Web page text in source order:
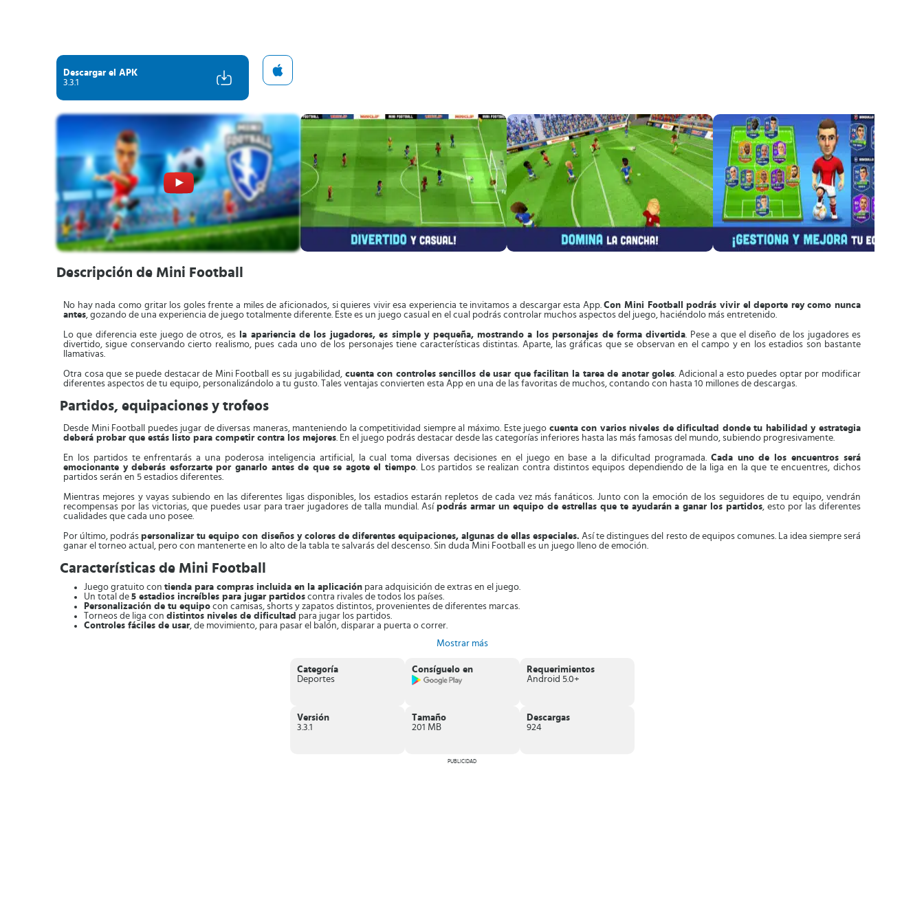
Descargar el APK
3.3.1
Descripción de Mini Football
No hay nada como gritar los goles frente a miles de aficionados, si quieres vivir esa experiencia te invitamos a descargar esta App.Con Mini Football podrás vivir el deporte rey como nunca
antes, gozando de una experiencia de juego totalmente diferente. Este es un juego casual en el cual podrás controlar muchos aspectos del juego, haciéndolo más entretenido.
Lo que diferencia este juego de otros, esla apariencia de los jugadores, es simple y pequeña, mostrando a los personajes de forma divertida. Pese a que el diseño de los jugadores es
divertido, sigue conservando cierto realismo, pues cada uno de los personajes tiene características distintas. Aparte, las gráficas que se observan en el campo y en los estadios son bastante
llamativas.
Otra cosa que se puede destacar de Mini Football es su jugabilidad, cuenta con controles sencillos de usar que facilitan la tarea de anotar goles. Adicional a esto puedes optar por modificar
diferentes aspectos de tu equipo, personalizándolo a tu gusto. Tales ventajas convierten esta App en una de las favoritas de muchos, contando con hasta 10 millones de descargas.
Partidos, equipaciones y trofeos
Desde Mini Football puedes jugar de diversas maneras, manteniendo la competitividad siempre al máximo. Este juego cuenta con varios niveles de dificultad donde tu habilidad y estrategia
deberá probar que estás listo para competir contra los mejores. En el juego podrás destacar desde las categorías inferiores hasta las más famosas del mundo, subiendo progresivamente.
En los partidos te enfrentarás a una poderosa inteligencia artificial, la cual toma diversas decisiones en el juego en base a la dificultad programada. Cada uno de los encuentros será
emocionante y deberás esforzarte por ganarlo antes de que se agote el tiempo. Los partidos se realizan contra distintos equipos dependiendo de la liga en la que te encuentres, dichos
partidos serán en 5 estadios diferentes.
Mientras mejores y vayas subiendo en las diferentes ligas disponibles, los estadios estarán repletos de cada vez más fanáticos. Junto con la emoción de los seguidores de tu equipo, vendrán
recompensas por las victorias, que puedes usar para traer jugadores de talla mundial. Asípodrás armar un equipo de estrellas que te ayudarán a ganar los partidos, esto por las diferentes
cualidades que cada uno posee.
Por último, podráspersonalizar tu equipo con diseños y colores de diferentes equipaciones, algunas de ellas especiales. Así te distingues del resto de equipos comunes. La idea siempre será
ganar el torneo actual, pero con mantenerte en lo alto de la tabla te salvarás del descenso. Sin duda Mini Football es un juego lleno de emoción.
Características de Mini Football
Juego gratuito con tienda para compras incluida en la aplicación para adquisición de extras en el juego.
Un total de 5 estadios increíbles para jugar partidos contra rivales de todos los países.
Personalización de tu equipo con camisas, shorts y zapatos distintos, provenientes de diferentes marcas.
Torneos de liga con distintos niveles de dificultad para jugar los partidos.
Controles fáciles de usar, de movimiento, para pasar el balón, disparar a puerta o correr.
Mostrar más
Categoría
Deportes
Consíguelo en
Requerimientos
Android 5.0+
Versión
3.3.1
Tamaño
201 MB
Descargas
924
PUBLICIDAD